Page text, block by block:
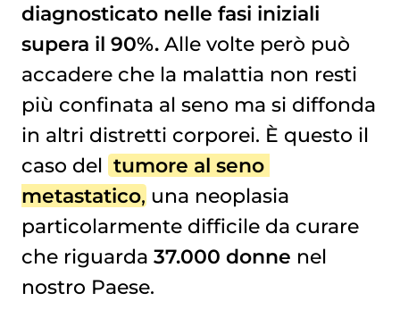
diagnosticato nelle fasi iniziali
supera il 90%. Alle volte però può
accadere che la malattia non resti
più confinata al seno ma si diffonda
in altri distretti corporei. È questo il
caso del tumore al seno
metastatico, una neoplasia
particolarmente difficile da curare
che riguarda 37.000 donne nel
nostro Paese.